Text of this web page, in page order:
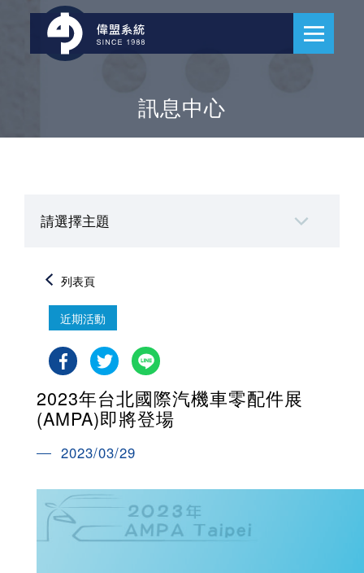
訊息中心
請選擇主題
列表頁
近期活動
2023年台北國際汽機車零配件展
(AMPA)即將登場
2023/03/29